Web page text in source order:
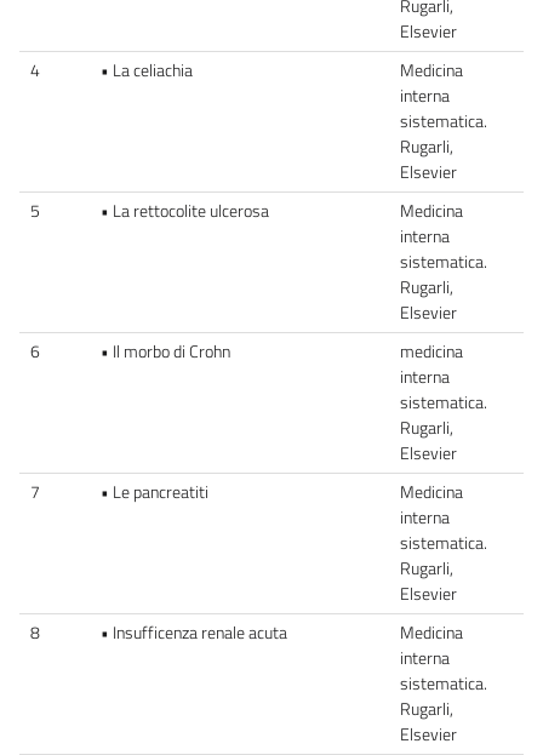
Rugarli,
Elsevier
4
• La celiachia
Medicina
interna
sistematica.
Rugarli,
Elsevier
5
• La rettocolite ulcerosa
Medicina
interna
sistematica.
Rugarli,
Elsevier
6
• Il morbo di Crohn
medicina
interna
sistematica.
Rugarli,
Elsevier
7
• Le pancreatiti
Medicina
interna
sistematica.
Rugarli,
Elsevier
8
• Insufficenza renale acuta
Medicina
interna
sistematica.
Rugarli,
Elsevier